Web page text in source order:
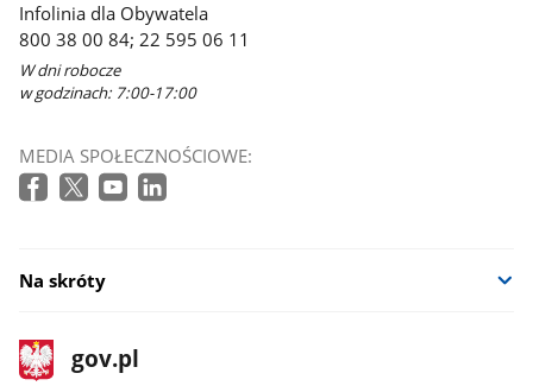
Infolinia dla Obywatela
800 38 00 84; 22 595 06 11
W dni robocze
w godzinach: 7:00-17:00
MEDIA SPOŁECZNOŚCIOWE:
Na skróty
stopka
gov.pl
Strona
gov.pl